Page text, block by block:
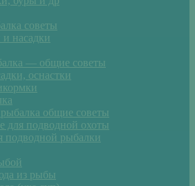
советы
насадки
— общие советы
оснастки
общие советы
для подводной охоты
подводной рыбалки
из рыбы